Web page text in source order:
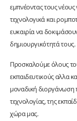
εμπνέοντας τους
τεχνολογικά και
ευκαιρία να
δημιουργικότητά τους.
Προσκαλούμε όλους
εκπαιδευτικούς αλλα
μοναδική
τεχνολογίας, της
χώρα μας.